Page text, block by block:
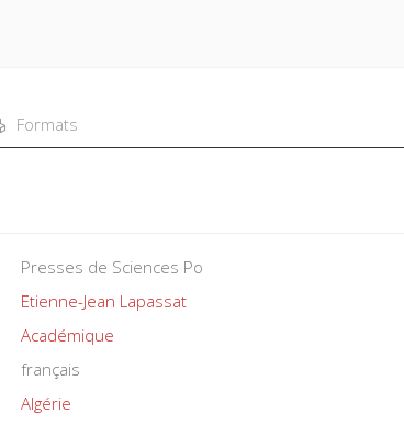
Formats
Presses de Sciences Po
Etienne-Jean Lapassat
Académique
français
Algérie